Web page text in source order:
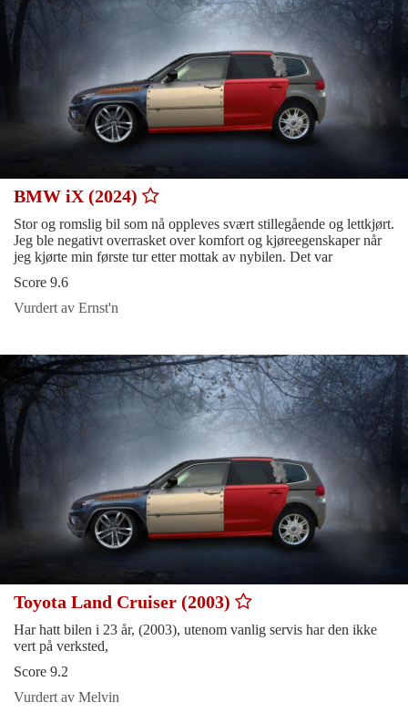
BMW iX (2024)
Stor og romslig bil som nå oppleves svært stillegående og lettkjørt.
Jeg ble negativt overrasket over komfort og kjøreegenskaper når
jeg kjørte min første tur etter mottak av nybilen. Det var
Score 9.6
Vurdert av Ernst'n
Toyota Land Cruiser (2003)
Har hatt bilen i 23 år, (2003), utenom vanlig servis har den ikke
vert på verksted,
Score 9.2
Vurdert av Melvin